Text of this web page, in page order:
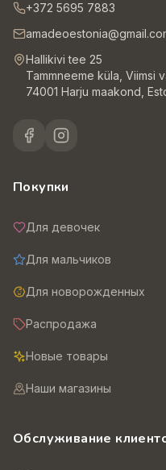
+372 5695 7883
Hallikivi tee 25
Tammneeme küla, Viimsi
74001 Harju maakond,
Покупки
Для девочек
Для мальчиков
Для новорожденных
Распродажа
Новые товары
Наши магазины
Обслуживание